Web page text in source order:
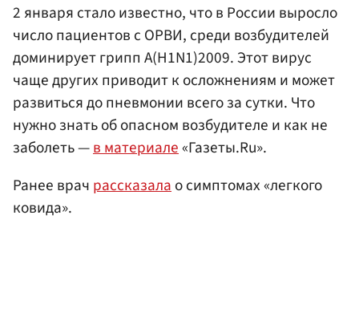
2 января стало известно, что в России выросло
число пациентов с ОРВИ, среди возбудителей
доминирует грипп А(H1N1)2009. Этот вирус
чаще других приводит к осложнениям и может
развиться до пневмонии всего за сутки. Что
нужно знать об опасном возбудителе и как не
заболеть —в материале«Газеты.Ru».
Ранее врач рассказалао симптомах «легкого
ковида».